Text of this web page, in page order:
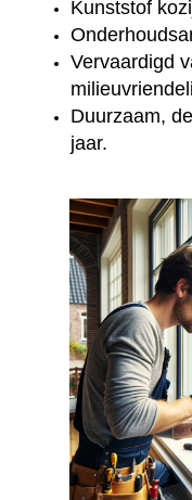
Kunststof
Vervaardigd
Duurzaam,
jaar.